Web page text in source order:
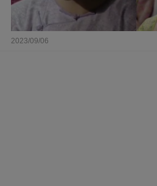
2023/09/06